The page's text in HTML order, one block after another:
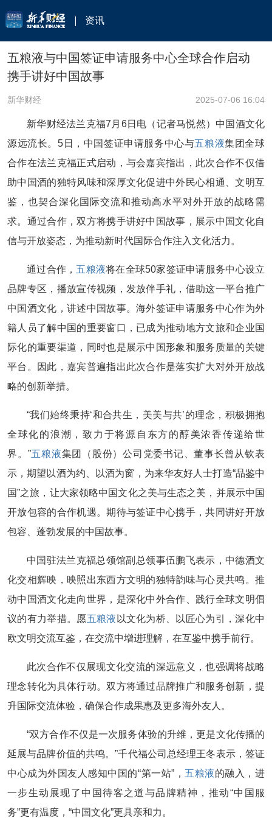
资讯
五粮液与中国签证申请服务中心全球合作启动
携手讲好中国故事
新华财经 2025-07-06 16:04
新华财经法兰克福7月6日电（记者马悦然）中国酒文化
源远流长。5日，中国签证申请服务中心与五粮液集团全球
合作在法兰克福正式启动，与会嘉宾指出，此次合作不仅借
助中国酒的独特风味和深厚文化促进中外民心相通、文明互
鉴，也契合深化国际交流和推动高水平对外开放的战略需
求。通过合作，双方将携手讲好中国故事，展示中国文化自
信与开放姿态，为推动新时代国际合作注入文化活力。
通过合作， 五粮液将在全球50家签证申请服务中心设立
品牌专区，播放宣传视频，发放伴手礼，借助这一平台推广
中国酒文化，讲述中国故事。海外签证申请服务中心作为外
籍人员了解中国的重要窗口，已成为推动地方文旅和企业国
际化的重要渠道，同时也是展示中国形象和服务质量的关键
平台。因此，嘉宾普遍指出此次合作是落实扩大对外开放战
略的创新举措。
“我们始终秉持‘和合共生，美美与共’的理念，积极拥抱
全球化的浪潮，致力于将源自东方的醇美浓香传递给世
界。”五粮液集团（股份）公司党委书记、董事长曾从钦表
示，期望以酒为约、以酒为窗，为来华友好人士打造“品鉴中
国”之旅，让大家领略中国文化之美与生态之美，并展示中国
开放包容的合作机遇。期待与签证中心携手，共同讲好开放
包容、蓬勃发展的中国故事。
中国驻法兰克福总领馆副总领事伍鹏飞表示，中德酒文
化交相辉映，映照出东西方文明的独特韵味与心灵共鸣。推
动中国酒文化走向世界，是深化中外合作、践行全球文明倡
议的有力举措。愿五粮液 以文化为桥、以匠心为引，深化中
欧文明交流互鉴，在交流中增进理解，在互鉴中携手前行。
此次合作不仅展现文化交流的深远意义，也强调将战略
理念转化为具体行动。双方将通过品牌推广和服务创新，提
升国际交流体验，确保合作成果惠及更多海外友人。
“双方合作不仅是一次服务体验的升维，更是文化传播的
延展与品牌价值的共鸣。”千代福公司总经理王冬表示，签证
中心成为外国友人感知中国的“第一站”， 五粮液的融入，进
一步生动展现了中国待客之道与品牌精神，推动“中国服
务”更有温度，“中国文化”更具亲和力。